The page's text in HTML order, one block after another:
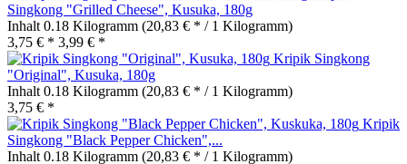
Singkong "Grilled Cheese", Kusuka, 180g
Inhalt 0.18 Kilogramm (20,83 € * / 1 Kilogramm)
3,75 € * 3,99 € *
Kripik Singkong
"Original", Kusuka, 180g
Inhalt 0.18 Kilogramm (20,83 € * / 1 Kilogramm)
3,75 € *
Kripik
Singkong "Black Pepper Chicken",...
Inhalt 0.18 Kilogramm (20,83 € * / 1 Kilogramm)